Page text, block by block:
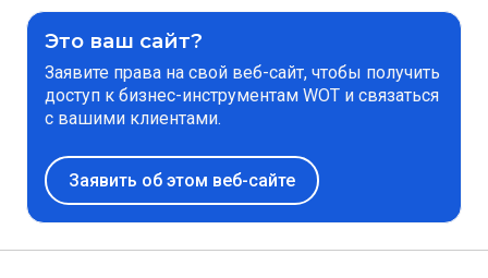
Это ваш сайт?
Заявите права на свой веб-сайт, чтобы получить
доступ к бизнес-инструментам WOT и связаться
с вашими клиентами.
Заявить об этом веб-сайте